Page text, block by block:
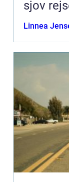
sjov
Linnea